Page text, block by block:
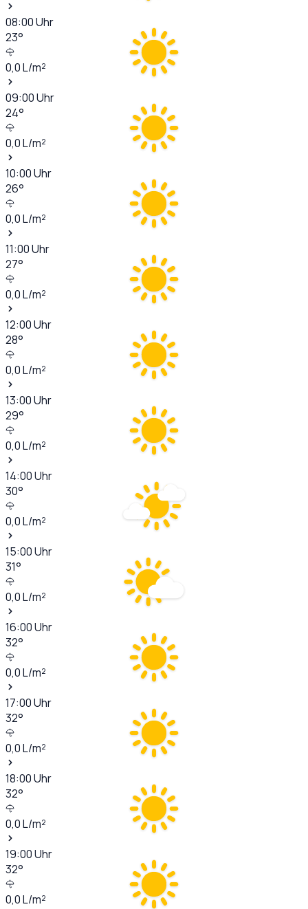
08:00Uhr
23°
0,0L/m²
09:00Uhr
24°
0,0L/m²
10:00Uhr
26°
0,0L/m²
11:00Uhr
27°
0,0L/m²
12:00Uhr
28°
0,0L/m²
13:00Uhr
29°
0,0L/m²
14:00Uhr
30°
0,0L/m²
15:00Uhr
31°
0,0L/m²
16:00Uhr
32°
0,0L/m²
17:00Uhr
32°
0,0L/m²
18:00Uhr
32°
0,0L/m²
19:00Uhr
32°
0,0L/m²